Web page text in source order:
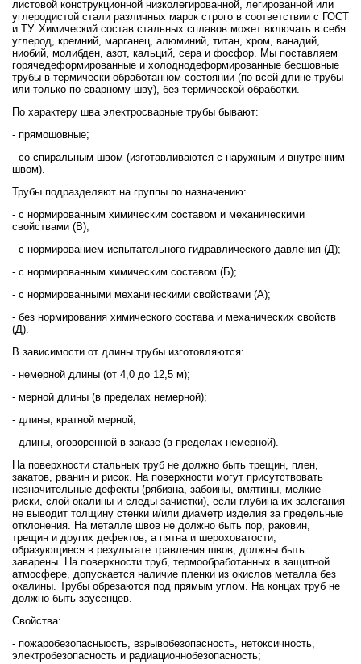
листовой конструкционной низколегированной, легированной или
углеродистой стали различных марок строго в соответствии с ГОСТ
и ТУ. Химический состав стальных сплавов может включать в себя:
углерод, кремний, марганец, алюминий, титан, хром, ванадий,
ниобий, молибден, азот, кальций, сера и фосфор. Мы поставляем
горячедеформированные и холоднодеформированные бесшовные
трубы в термически обработанном состоянии (по всей длине трубы
или только по сварному шву), без термической обработки.
По характеру шва электросварные трубы бывают:
- прямошовные;
- со спиральным швом (изготавливаются с наружным и внутренним
швом).
Трубы подразделяют на группы по назначению:
- с нормированным химическим составом и механическими
свойствами (В);
- с нормированием испытательного гидравлического давления (Д);
- с нормированным химическим составом (Б);
- с нормированными механическими свойствами (А);
- без нормирования химического состава и механических свойств
(Д).
В зависимости от длины трубы изготовляются:
- немерной длины (от 4,0 до 12,5 м);
- мерной длины (в пределах немерной);
- длины, кратной мерной;
- длины, оговоренной в заказе (в пределах немерной).
На поверхности стальных труб не должно быть трещин, плен,
закатов, рванин и рисок. На поверхности могут присутствовать
незначительные дефекты (рябизна, забоины, вмятины, мелкие
риски, слой окалины и следы зачистки), если глубина их залегания
не выводит толщину стенки и/или диаметр изделия за предельные
отклонения. На металле швов не должно быть пор, раковин,
трещин и других дефектов, а пятна и шероховатости,
образующиеся в результате травления швов, должны быть
заварены. На поверхности труб, термообработанных в защитной
атмосфере, допускается наличие пленки из окислов металла без
окалины. Трубы обрезаются под прямым углом. На концах труб не
должно быть заусенцев.
Свойства:
- пожаробезопасныость, взрывобезопасность, нетоксичность,
электробезопасность и радиационнобезопасность;